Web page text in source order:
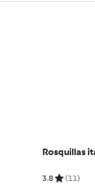
Rosquillas
3.8 (11)